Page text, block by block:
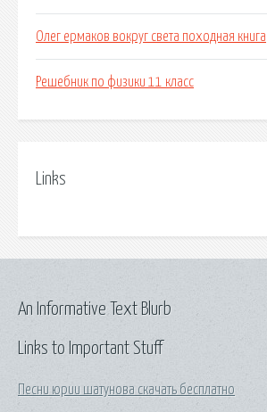
Олег ермаков вокруг света походная книга
Решебник по физики 11 класс
Links
Links to Important Stuff
Песни юрии шатунова скачать бесплатно
An Informative Text Blurb